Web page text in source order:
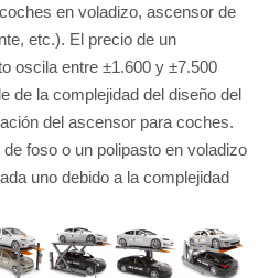
en voladizo, ascensor de
etc.). El precio de un
oscila entre ±1.600 y ±7.500
de la complejidad del diseño del
del ascensor para coches.
foso o un polipasto en voladizo
uno debido a la complejidad